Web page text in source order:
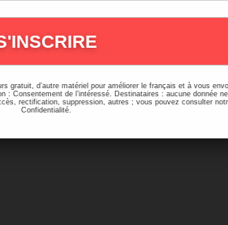
gratuit, d’autre matériel pour améliorer le français et à vous
: Consentement de l’intéressé. Destinataires : aucune donnée
rectification, suppression, autres ; vous pouvez consulter
Confidentialité.